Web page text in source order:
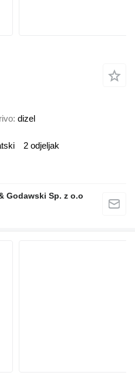
dizel
2 odjeljak
Godawski Sp. z o.o